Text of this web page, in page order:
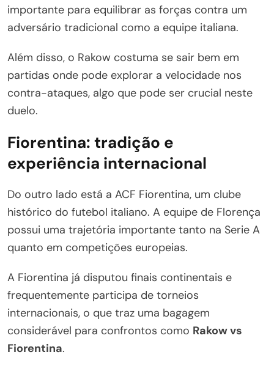
importante para equilibrar as forças contra um
adversário tradicional como a equipe italiana.
Além disso, o Rakow costuma se sair bem em
partidas onde pode explorar a velocidade nos
contra-ataques, algo que pode ser crucial neste
duelo.
Fiorentina: tradição e
experiência internacional
Do outro lado está a ACF Fiorentina, um clube
histórico do futebol italiano. A equipe de Florença
possui uma trajetória importante tanto na Serie A
quanto em competições europeias.
A Fiorentina já disputou finais continentais e
frequentemente participa de torneios
internacionais, o que traz uma bagagem
considerável para confrontos como Rakow vs
Fiorentina.